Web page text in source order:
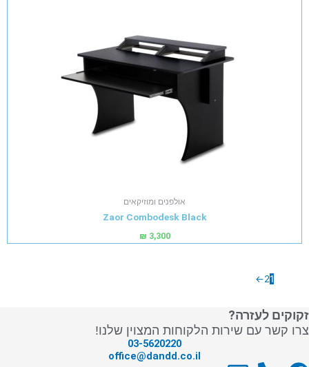
אולפנים ומוזיקאים
Zaor Combodesk Black
₪ 3,300
1
2
←
זקוקים לעזרה?
צרו קשר עם שירות הלקוחות המצוין שלנו!
03-5620220
office@dandd.co.il